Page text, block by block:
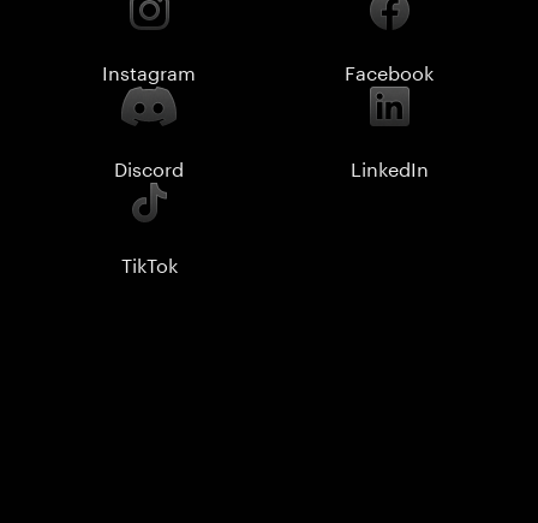
Instagram Facebook
Discord LinkedIn
TikTok